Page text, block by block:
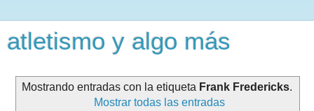
atletismo y algo más
Mostrando entradas con la etiqueta Frank Fredericks.
Mostrar todas las entradas